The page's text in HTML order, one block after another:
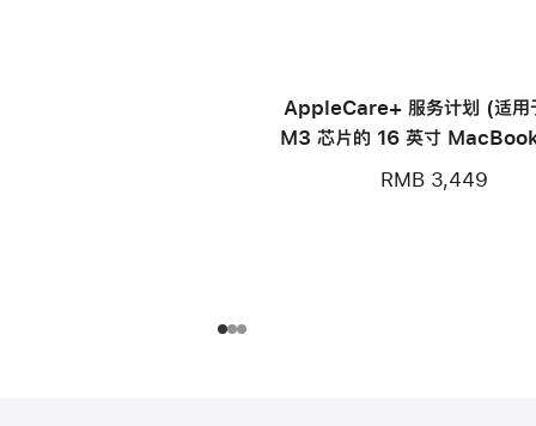
AppleCare+ 服务计划 (适用
M3 芯片的 16 英寸
RMB 3,449